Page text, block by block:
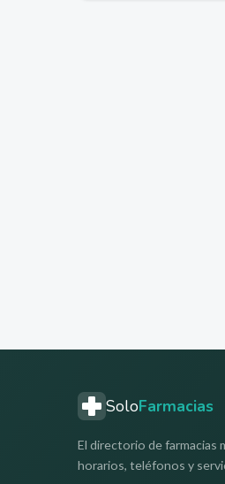
SoloFarmacias
El directorio de farmacias
horarios, teléfonos y